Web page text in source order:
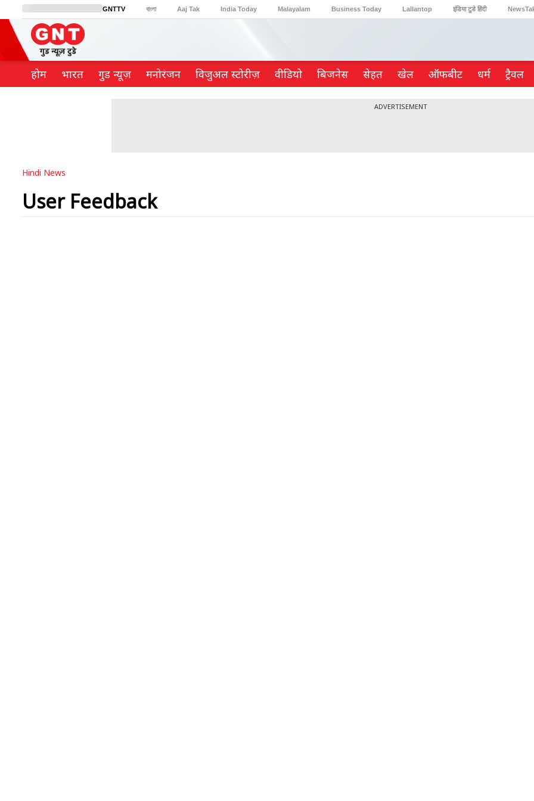
GNTTV বাংলা Aaj Tak India Today Malayalam Business Today Lallantop इंडिया टुडे हिंदी
BT Bazaar Cosmopolitan
होम भारत गुड न्यूज़ मनोरंजन विजुअल स्टोरीज़ वीडियो ब‍िजनेस सेहत खेल ऑफबीट धर्म ट्रैवल
ADVERTISEMENT
Hindi News
User Feedback